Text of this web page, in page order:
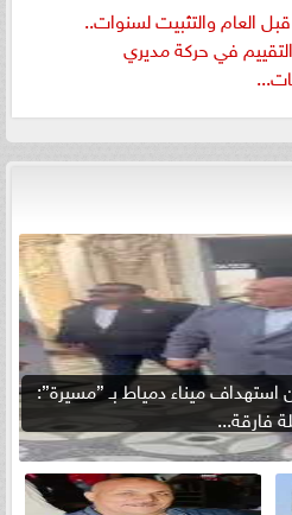
العام والتثبيت لسنوات..
في حركة مديري
ميناء دمياط بـ ”مسيرة”:
فارقة...